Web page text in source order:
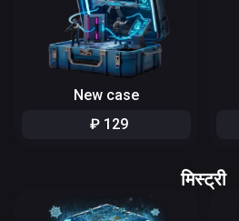
New case
₽ 129
मिस्ट्री